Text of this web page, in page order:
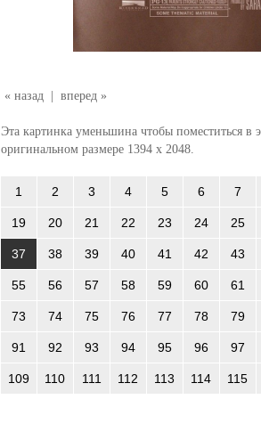
« назад вперед »
Эта картинка уменьшина чтобы поместиться в
оригинальном размере 1394 x 2048.
1 2 3 4 5 6 7
19 20 21 22 23 24 25
37 38 39 40 41 42 43
55 56 57 58 59 60 61
73 74 75 76 77 78 79
91 92 93 94 95 96 97
109 110 111 112 113 114 115